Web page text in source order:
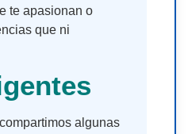
te apasionan o
que ni
algunas